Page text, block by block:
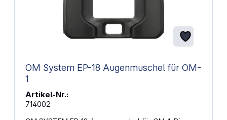
OM System EP-18 Augenmuschel für OM-
1
Artikel-Nr.:
714002